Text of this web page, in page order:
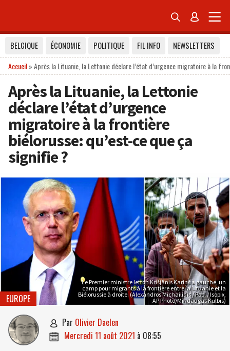
 
BELGIQUE ÉCONOMIE POLITIQUE FIL INFO
NEWSLETTERS
Accueil»Après la Lituanie, la Lettonie déclare l’état d’urgence migratoire à la
Après la Lituanie, la Lettonie
déclare l’état d’urgence
migratoire à la frontière
biélorusse: qu’est-ce que ça
signifie ?
Le Premier ministre letton Krišjānis Kariņš à gauche, un
camp pour migrants à la frontière entre la Lituanie et la
Biélorussie à droite. (Alexandros Michailidis / Pool / Isopix,
AP Photo/Mindaugas Kulbis)
EUROPE
 par Olivier Daelen
 mercredi 11 août 2021 à 08:55